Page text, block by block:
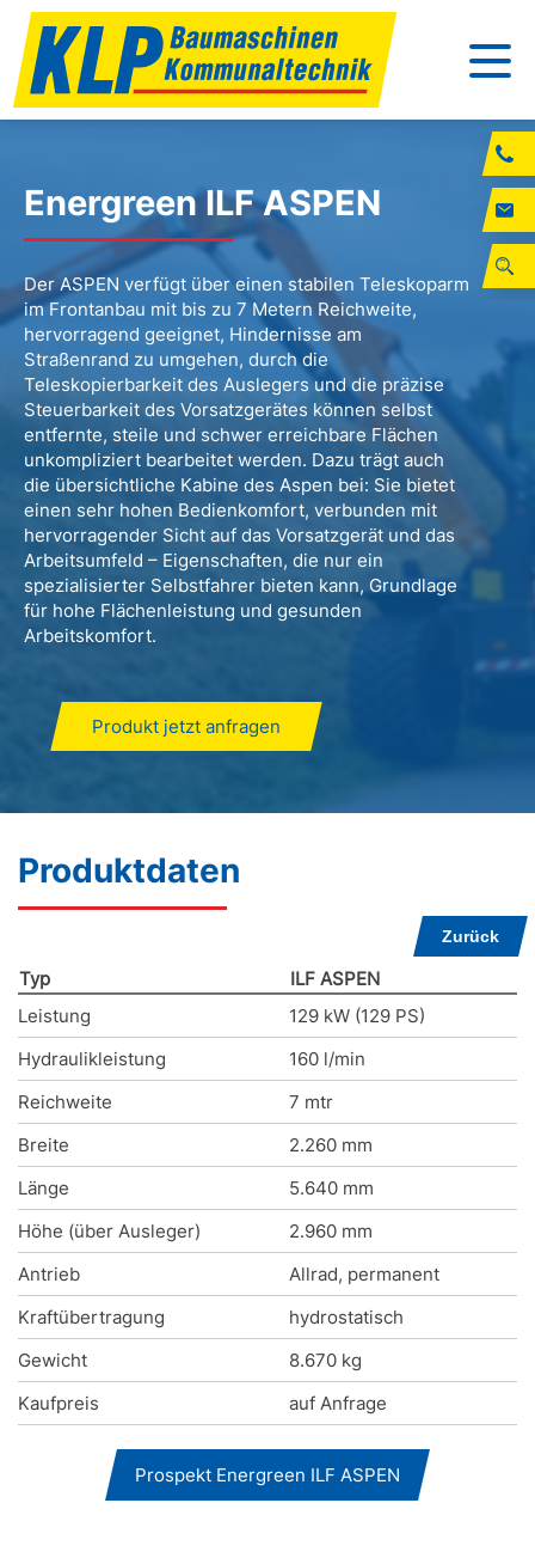
Energreen ILF ASPEN
Der ASPEN verfügt über einen stabilen Teleskoparm
im Frontanbau mit bis zu 7 Metern Reichweite,
hervorragend geeignet, Hindernisse am
Straßenrand zu umgehen, durch die
Teleskopierbarkeit des Auslegers und die präzise
Steuerbarkeit des Vorsatzgerätes können selbst
entfernte, steile und schwer erreichbare Flächen
unkompliziert bearbeitet werden. Dazu trägt auch
die übersichtliche Kabine des Aspen bei: Sie bietet
einen sehr hohen Bedienkomfort, verbunden mit
hervorragender Sicht auf das Vorsatzgerät und das
Arbeitsumfeld – Eigenschaften, die nur ein
spezialisierter Selbstfahrer bieten kann, Grundlage
für hohe Flächenleistung und gesunden
Arbeitskomfort.
Produkt jetzt anfragen
Produktdaten
Zurück
Typ
ILF ASPEN
Leistung
129 kW (129 PS)
Hydraulikleistung
160 l/min
Reichweite
7 mtr
Breite
2.260 mm
Länge
5.640 mm
Höhe (über Ausleger)
2.960 mm
Antrieb
Allrad, permanent
Kraftübertragung
hydrostatisch
Gewicht
8.670 kg
Kaufpreis
auf Anfrage
Prospekt Energreen ILF ASPEN